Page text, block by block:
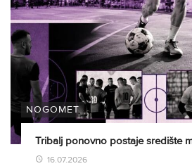
NOGOMET
Tribalj ponovno postaje središte
16.07.2026